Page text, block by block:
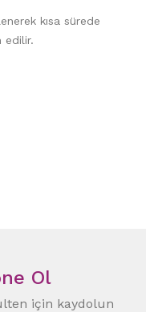
kısa sürede
edilir.
Ol
için kaydolun